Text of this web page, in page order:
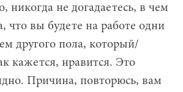
никогда не догадаетесь, в чем
что вы будете на работе одни
другого пола, который/
кажется, нравится. Это
Причина, повторюсь, вам